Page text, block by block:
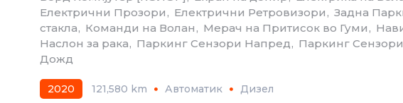
Електрични Прозори , Електрични Ретровизори , Задна
стакла, Команди на Волан , Мерач на Притисок во Гуми ,
Наслон за рака, Паркинг Сензори Напред, Паркинг
Дожд
2020 121,580 km Автоматик Дизел